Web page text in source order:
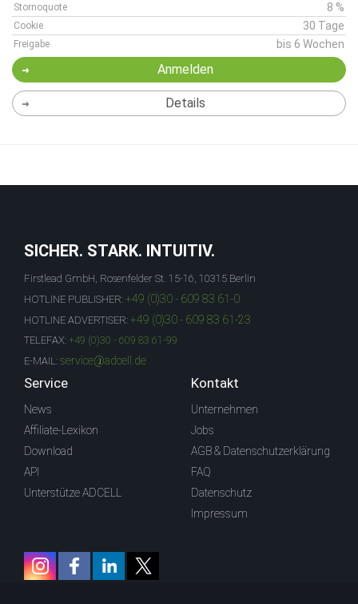
Stornoquote 8 %
Cookie 30 Tage
Freigabe bis 6 Wochen
Anmelden
Details
SICHER. STARK. INTUITIV.
Firstlead GmbH, Rosenfelder St. 15-16, 10315 Berlin
HOTLINE PUBLISHER: +49 (0)30 - 609 83 61-0
HOTLINE ADVERTISER: +49 (0)30 - 609 83 61-23
TELEFAX: +49 (0)30 - 609 83 61-99
E-MAIL: service@adcell.de
Service
News
Affiliate-Lexikon
Download
API
Unterstütze ADCELL
Kontakt
Unternehmen
Jobs
AGB & Datenschutzerklärung
FAQ
Datenschutz
Impressum